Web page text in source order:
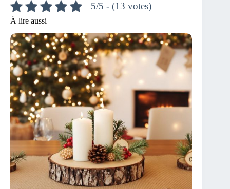
5/5 - (13 votes)
À lire aussi